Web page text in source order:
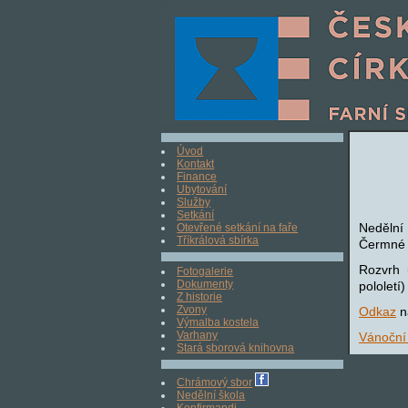
Úvod
Kontakt
Finance
Ubytování
Služby
Setkání
Otevřené setkání na faře
Tříkrálová sbírka
Fotogalerie
Dokumenty
Z historie
Zvony
Výmalba kostela
Varhany
Stará sborová knihovna
Chrámový sbor
Nedělní škola
Rozvrh
pololetí)
Odkaz